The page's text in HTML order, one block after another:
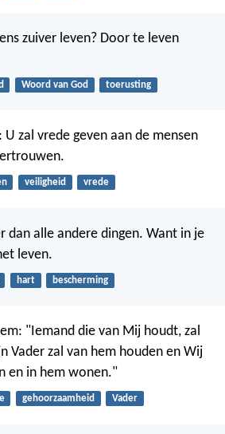
zuiver leven? Door te leven
Woord van God toerusting
U zal vrede geven aan de mensen
veiligheid vrede
dan alle andere dingen. Want in je
leven.
hart bescherming
"Iemand die van Mij houdt, zal
Vader zal van hem houden en Wij
en in hem wonen."
gehoorzaamheid Vader